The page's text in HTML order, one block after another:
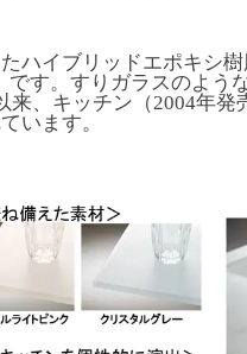
ハイブリッドエポキシ
す。すりガラスのよう
、キッチン（2004年発
います。